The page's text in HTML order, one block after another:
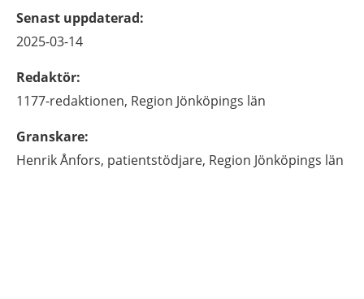
Senast uppdaterad:
2025-03-14
Redaktör:
1177-redaktionen, Region Jönköpings län
Granskare:
HenrikÅnfors, patientstödjare, Region Jönköpings län